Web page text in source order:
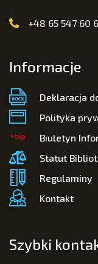
+48 65 547 60
Informacje
Deklaracja
Polityka
Biuletyn
Statut
Regulaminy
Kontakt
Szybki